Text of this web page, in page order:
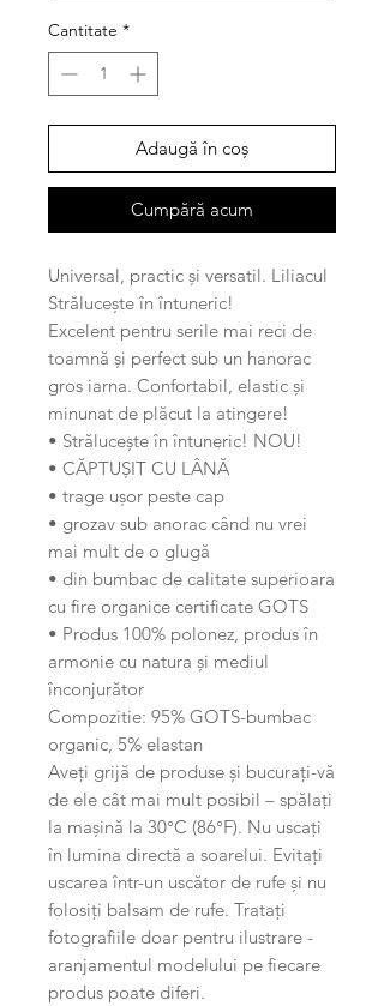
Cantitate *
Adaugă în coș
Cumpără acum
Universal, practic și versatil. Liliacul
Strălucește în întuneric!
Excelent pentru serile mai reci de
toamnă și perfect sub un hanorac
gros iarna. Confortabil, elastic și
minunat de plăcut la atingere!
• Strălucește în întuneric! NOU!
• CĂPTUȘIT CU LÂNĂ
• trage ușor peste cap
• grozav sub anorac când nu vrei
mai mult de o glugă
• din bumbac de calitate superioara
cu fire organice certificate GOTS
• Produs 100% polonez, produs în
armonie cu natura și mediul
înconjurător
Compozitie: 95% GOTS-bumbac
organic, 5% elastan
Aveți grijă de produse și bucurați-vă
de ele cât mai mult posibil – spălați
la mașină la 30°C (86°F). Nu uscați
în lumina directă a soarelui. Evitați
uscarea într-un uscător de rufe și nu
folosiți balsam de rufe. Tratați
fotografiile doar pentru ilustrare -
aranjamentul modelului pe fiecare
produs poate diferi.